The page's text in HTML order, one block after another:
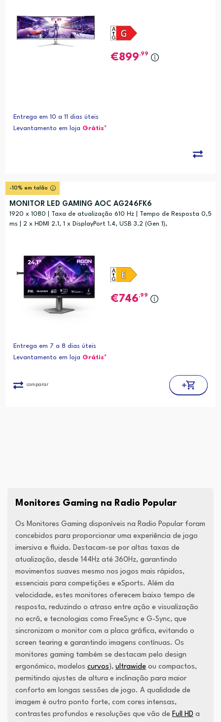
899,99
Entrega em 10 a 11 dias úteis
Levantamento em loja Grátis*
-10% em talão
MONITOR LED GAMING AOC AG246FK6
1920 x 1080 | Taxa de atualização 610 Hz | Tempo de Resposta 0,5
ms | 2 x HDMI 2.1, 1 x DisplayPort 1.4, USB 3.2 (Gen 1),
746,99
Entrega em 7 a 8 dias úteis
Levantamento em loja Grátis*
comparar
Monitores Gaming na Radio Popular
Os Monitores Gaming disponíveis na Radio Popular foram
concebidos para proporcionar uma experiência de jogo
imersiva e fluida. Destacam-se por altas taxas de
atualização, desde 144Hz até 360Hz, garantindo
movimentos suaves mesmo nos jogos mais rápidos,
essenciais para competições e eSports. Além da
velocidade, estes monitores oferecem baixo tempo de
resposta, reduzindo o atraso entre ação e visualização
no ecrã, e tecnologias como FreeSync e G-Sync, que
sincronizam o monitor com a placa gráfica, evitando o
screen tearing e garantindo imagens contínuas. Os
monitores gaming também se destacam pelo design
ergonómico, modelos curvos ), ultrawideou compactos,
permitindo ajustes de altura e inclinação para maior
conforto em longas sessões de jogo. A qualidade de
imagem é outro ponto forte, com cores intensas,
contrastes profundos e resoluções que vão de Full HD a